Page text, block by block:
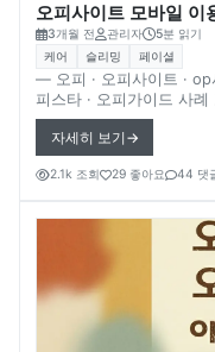
오피사이트 모바일 이
3개월 전 관리자 5분 읽기
케어 슬리밍 페이셜
― 오피 · 오피사이트 ·
피스타 · 오피가이드 사례 포함)
환경에서 오피사이트(op
대표적으로 언급되는 플
드(OpGuide) 등을 사례로
로 정보를 탐색할 가능성이 있는지 살
플랫폼 내부 접속 데이터
기 때문에 일부 내용은
자세히 보기
2.1k 조회 29 좋아요 44 댓